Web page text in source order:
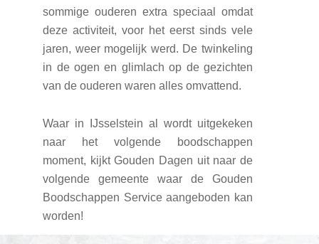
sommige ouderen extra speciaal omdat
deze activiteit, voor het eerst sinds vele
jaren, weer mogelijk werd. De twinkeling
in de ogen en glimlach op de gezichten
van de ouderen waren alles omvattend.
Waar in IJsselstein al wordt uitgekeken
naar het volgende boodschappen
moment, kijkt Gouden Dagen uit naar de
volgende gemeente waar de Gouden
Boodschappen Service aangeboden kan
worden!